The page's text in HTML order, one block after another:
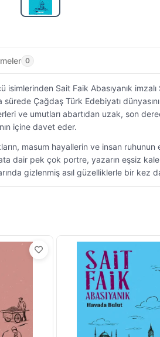
0
isimlerinden Sait Faik Abasıyanık
sürede Çağdaş Türk Edebiyatı
ve umutları abartıdan uzak, son
içine davet eder.
masum hayallerin ve insan
dair pek çok portre, yazarın eşsiz
gizlenmiş asıl güzelliklerle bir kez